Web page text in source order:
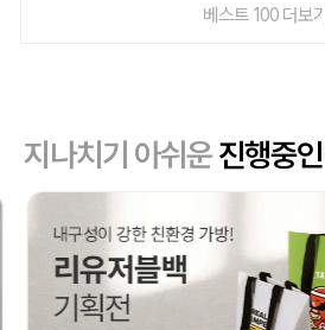
베스트 100 더보
지나치기 아쉬운진행중